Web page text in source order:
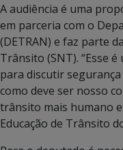
A audiência é uma
em parceria com o
(DETRAN) e faz parte
Trânsito (SNT). “Esse
para discutir
como deve ser nosso
trânsito mais humano
Educação de Trânsito